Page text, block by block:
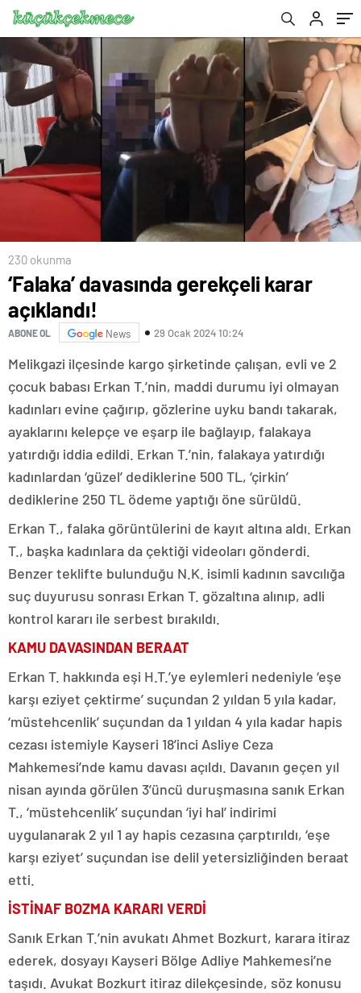
230 okunma
‘Falaka’ davasında gerekçeli karar
açıklandı!
ABONE OL News 29 Ocak 2024 10:24
Melikgazi ilçesinde kargo şirketinde çalışan, evli ve 2
çocuk babası Erkan T.’nin, maddi durumu iyi olmayan
kadınları evine çağırıp, gözlerine uyku bandı takarak,
ayaklarını kelepçe ve eşarp ile bağlayıp, falakaya
yatırdığı iddia edildi. Erkan T.’nin, falakaya yatırdığı
kadınlardan ‘güzel’ dediklerine 500 TL, ‘çirkin’
dediklerine 250 TL ödeme yaptığı öne sürüldü.
Erkan T., falaka görüntülerini de kayıt altına aldı. Erkan
T., başka kadınlara da çektiği videoları gönderdi.
Benzer teklifte bulunduğu N.K. isimli kadının savcılığa
suç duyurusu sonrası Erkan T. gözaltına alınıp, adli
kontrol kararı ile serbest bırakıldı.
KAMU DAVASINDAN BERAAT
Erkan T. hakkında eşi H.T.’ye eylemleri nedeniyle ‘eşe
karşı eziyet çektirme’ suçundan 2 yıldan 5 yıla kadar,
‘müstehcenlik’ suçundan da 1 yıldan 4 yıla kadar hapis
cezası istemiyle Kayseri 18’inci Asliye Ceza
Mahkemesi’nde kamu davası açıldı. Davanın geçen yıl
nisan ayında görülen 3’üncü duruşmasına sanık Erkan
T., ‘müstehcenlik’ suçundan ‘iyi hal’ indirimi
uygulanarak 2 yıl 1 ay hapis cezasına çarptırıldı, ‘eşe
karşı eziyet’ suçundan ise delil yetersizliğinden beraat
etti.
İSTİNAF BOZMA KARARI VERDİ
Sanık Erkan T.’nin avukatı Ahmet Bozkurt, karara itiraz
ederek, dosyayı Kayseri Bölge Adliye Mahkemesi’ne
taşıdı. Avukat Bozkurt itiraz dilekçesinde, söz konusu